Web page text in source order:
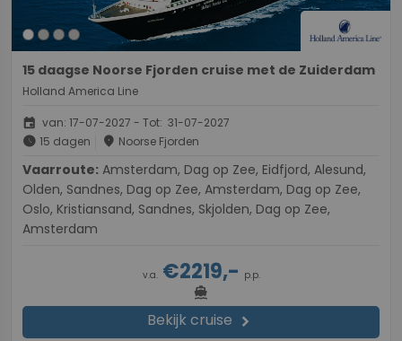
15 daagse Noorse Fjorden cruise met de Zuiderdam
Holland America Line
event van: 17-07-2027 - Tot: 31-07-2027
schedule 15 dagen place Noorse Fjorden
Vaarroute:
Olden, Sandnes, Dag op Zee, Amsterdam, Dag op Zee,
Oslo, Kristiansand, Sandnes, Skjolden, Dag op Zee,
Amsterdam
v.a.€2219,- p.p.
directions_boat
Bekijk cruise chevron_right